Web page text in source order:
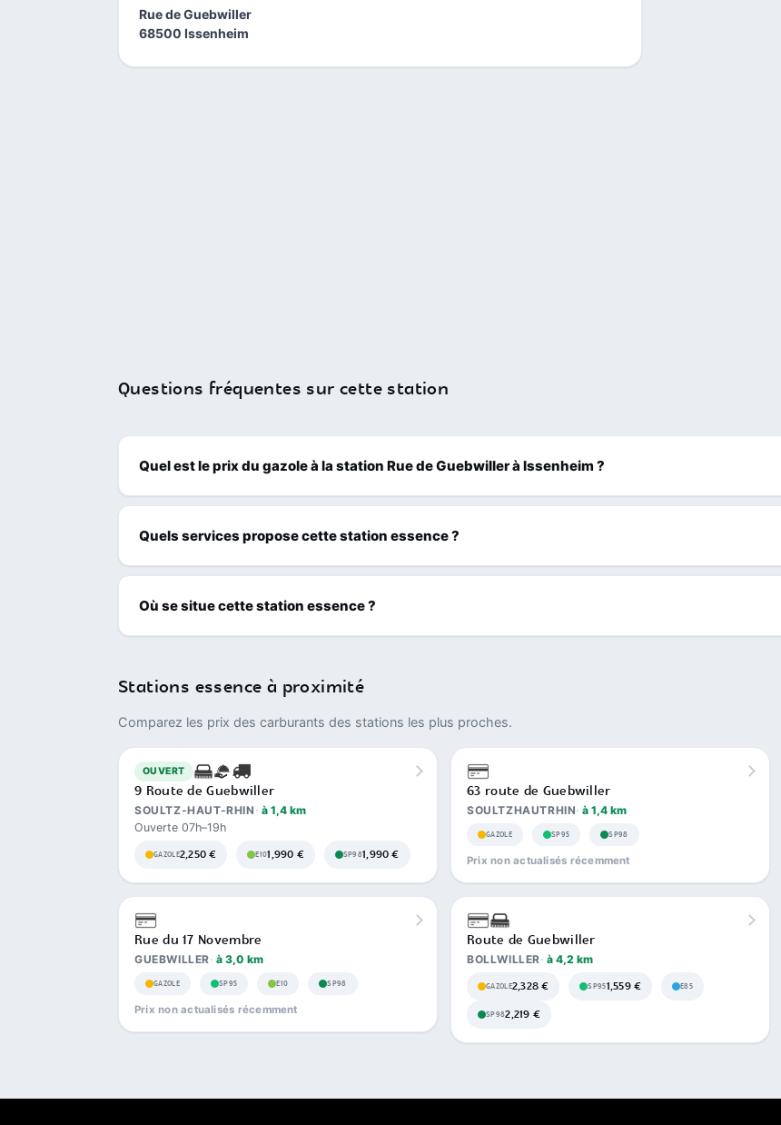
Rue de Guebwiller
68500 Issenheim
Questions fréquentes sur cette station
Quel est le prix du gazole à la station Rue de Guebwiller à Issenheim ?
Quels services propose cette station essence ?
Où se situe cette station essence ?
Stations essence à proximité
Comparez les prix des carburants des stations les plus proches.
OUVERT
9 Route de Guebwiller
SOULTZ-HAUT-RHIN à 1,4 km
Ouverte 07h–19h
GAZOLE2,250 € E101,990 € SP981,990 €
63 route de Guebwiller
SOULTZHAUTRHIN à 1,4 km
GAZOLE SP95 SP98
Prix non actualisés récemment
Rue du 17 Novembre
GUEBWILLER à 3,0 km
GAZOLE SP95 E10 SP98
Prix non actualisés récemment
Route de Guebwiller
BOLLWILLER à 4,2 km
GAZOLE2,328 € SP951,559 € E85
SP982,219 €